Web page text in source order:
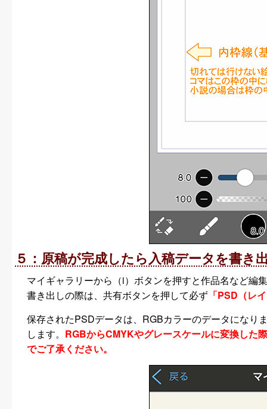
５：原稿が完成したら入稿データを書き
マイギャラリーから（i）ボタンを押すと作品名など編
書き出しの際は、共有ボタンを押して必ず 「PSD（レ
保存されたPSDデータは、RGBカラーのデータになり
します。 RGBからCMYKやグレースケールに変換した
でご了承ください。